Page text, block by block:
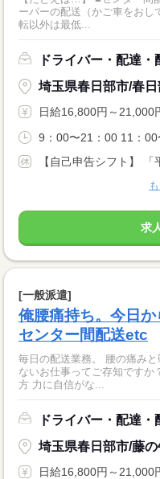
ーパーの配送（かご車をおして定
転以外は最低...
ドライバー・配達・
埼玉県春日部市/春
日給16,800円～21,000
9：00〜21：00 11：00
【自己申告シフト】 「
求
[一般派遣]
俺腰痛持ち。今日か
センター間配送etc
毎日の配送業務。 腰の痛みと戦ってい
ないお仕事ってご存知ですか？ そこでは、年齢が高めの方や女性
方 力に自信がな...
ドライバー・配達・
埼玉県春日部市/藤の
日給16,800円～21,000